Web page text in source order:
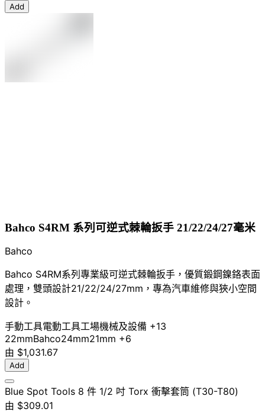
Add
Bahco S4RM 系列可逆式棘輪扳手 21/22/24/27毫米
Bahco
Bahco S4RM系列專業級可逆式棘輪扳手，優質鍛鋼鎳鉻表面
處理，雙頭設計21/22/24/27mm，專為汽車維修與狹小空間
設計。
手動工具電動工具工場機械及設備 +13
22mmBahco24mm21mm +6
由 $1,031.67
Add
Blue Spot Tools 8 件 1/2 吋 Torx 衝擊套筒 (T30-T80)
由 $309.01